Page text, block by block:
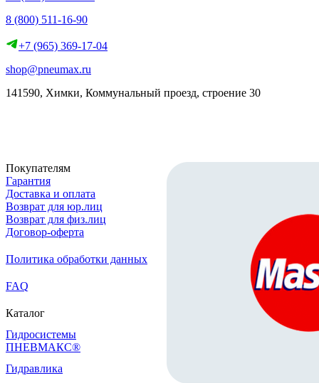
8 (800) 511-16-90
+7 (965) 369-17-04
shop@pneumax.ru
141590, Химки, Коммунальный проезд, строение 30
Покупателям
Гарантия
Доставка и оплата
Возврат для юр.лиц
Возврат для физ.лиц
Договор-оферта
Политика обработки данных
FAQ
Каталог
Гидросистемы
ПНЕВМАКС®
Гидравлика